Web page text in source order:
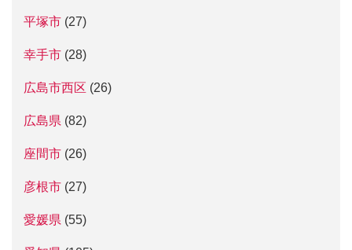
平塚市 (27)
幸手市 (28)
広島市西区 (26)
広島県 (82)
座間市 (26)
彦根市 (27)
愛媛県 (55)